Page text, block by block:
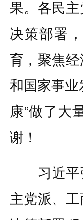
果。各民
决策部署
育，聚焦
和国家事业
康”做了大
谢！
习近平强
主党派、